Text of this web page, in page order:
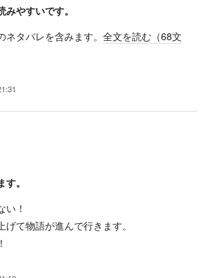
やすいです。
タバレを含みます。 全文を読む（68文
。
い！
て物語が進んで行きます。